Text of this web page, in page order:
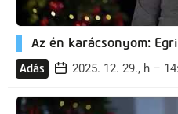
Az én karácsonyom:
Adás 2025. 12. 29., h –